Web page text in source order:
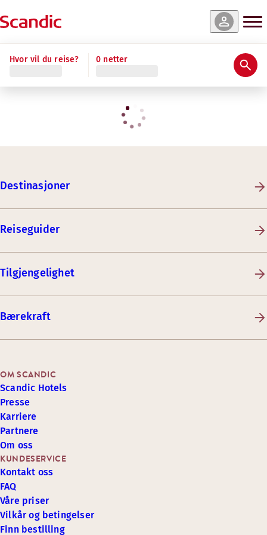
Hvor vil du reise? 0 netter
Destinasjoner
Reiseguider
Tilgjengelighet
Bærekraft
KUNDESERVICE
Kontakt oss
FAQ
Våre priser
Vilkår og betingelser
Finn bestilling
OM SCANDIC
Scandic Hotels
Presse
Karriere
Partnere
Om oss